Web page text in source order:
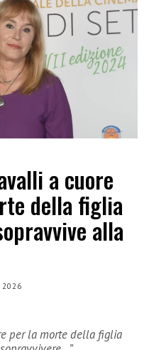
a cuore
della figlia
alla
2026
per la morte della figlia